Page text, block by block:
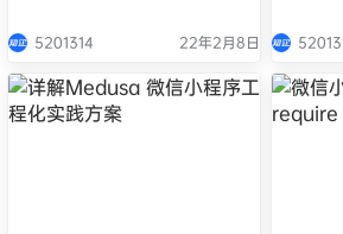
5201314 22年2月8日